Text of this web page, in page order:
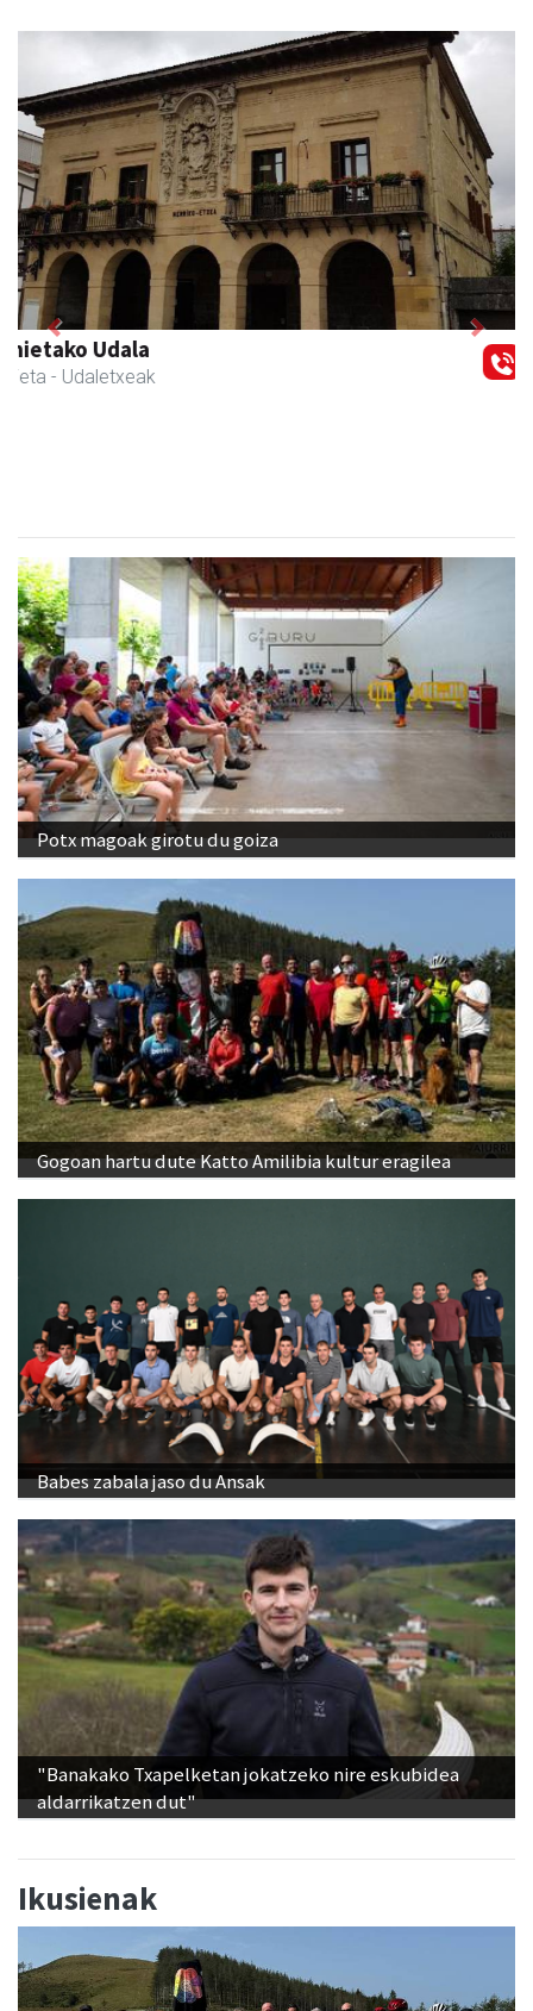
Previous Next
Potx magoak girotu du goiza
Gogoan hartu dute Katto Amilibia kultur eragilea
Babes zabala jaso du Ansak
"Banakako Txapelketan jokatzeko nire eskubidea
aldarrikatzen dut"
Ikusienak